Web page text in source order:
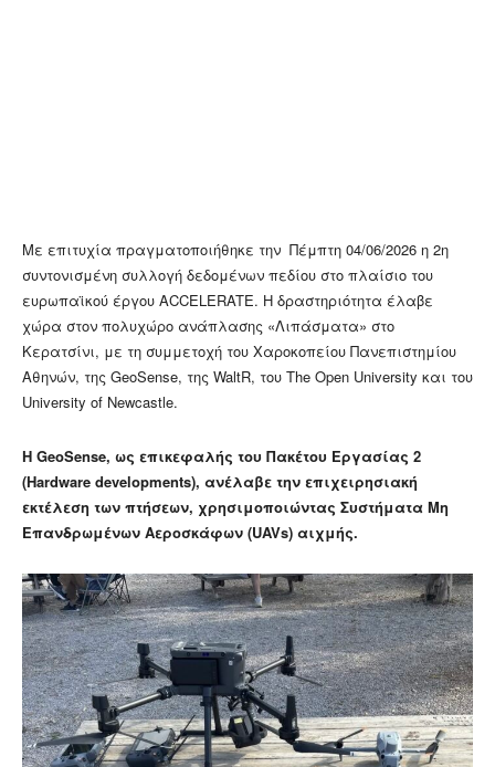
Με επιτυχία πραγματοποιήθηκε την Πέμπτη 04/06/2026 η 2η
συντονισμένη συλλογή δεδομένων πεδίου στο πλαίσιο του
ευρωπαϊκού έργου ACCELERATE. Η δραστηριότητα έλαβε
χώρα στον πολυχώρο ανάπλασης «Λιπάσματα» στο
Κερατσίνι, με τη συμμετοχή του Χαροκοπείου Πανεπιστημίου
Αθηνών, της GeoSense, της WaltR, του The Open University και του
University of Newcastle.
Η GeoSense, ως επικεφαλής του Πακέτου Εργασίας 2
(Hardware developments), ανέλαβε την επιχειρησιακή
εκτέλεση των πτήσεων, χρησιμοποιώντας Συστήματα Μη
Επανδρωμένων Αεροσκάφων (UAVs) αιχμής.